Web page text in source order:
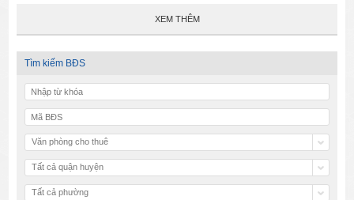
XEM THÊM
Tìm kiếm BĐS
Văn phòng cho thuê
Tất cả quận huyện
Tất cả phường